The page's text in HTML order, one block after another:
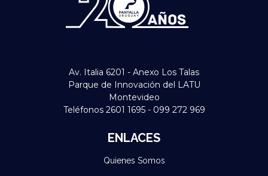
Av. Italia 6201 - Anexo Los Talas
Parque de Innovación del LATU
Montevideo
Teléfonos 2601 1695 - 099 272 969
ENLACES
Quienes Somos